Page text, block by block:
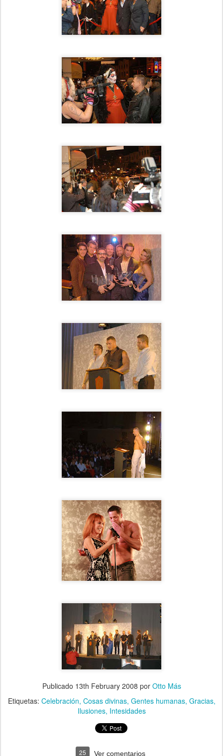
Publicado 13th February 2008 por Otto Más
Etiquetas: Celebración Cosas divinas Gentes humanas Gracias
Ilusiones Intesidades
25 Ver comentarios